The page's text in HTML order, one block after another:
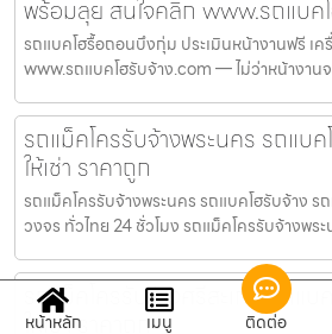
พร้อมลุย สนใจคลิก www.รถแบค
รถแบคโฮรื้อถอนบึงกุ่ม ประเมินหน้างานฟรี เ
www.รถแบคโฮรับจ้าง.com — ไม่ว่าหน้างาน
รถแม็คโครรับจ้างพระนคร รถแบค
ให้เช่า ราคาถูก
รถแม็คโครรับจ้างพระนคร รถแบคโฮรับจ้าง ร
วงจร ทั่วไทย 24 ชั่วโมง รถแม็คโครรับจ้างพร
รถแม็คโครรับจ้างศรีสะเกษ รถแบ
ให้เช่า ราคาถูก
หน้าหลัก เมนู ติดต่อ